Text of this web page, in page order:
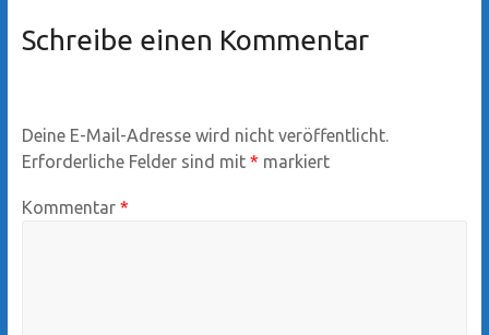
Schreibe einen Kommentar
Deine E-Mail-Adresse wird nicht veröffentlicht.
Erforderliche Felder sind mit * markiert
Kommentar *